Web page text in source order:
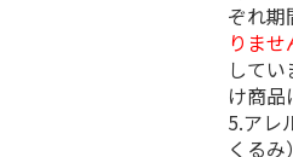
ぞれ期
りま
して
け商品
5.アレ
くる